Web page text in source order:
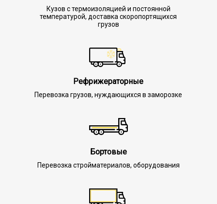
Кузов с термоизоляцией и постоянной
температурой, доставка скоропортящихся
грузов
Рефрижераторные
Перевозка грузов, нуждающихся в заморозке
Бортовые
Перевозка стройматериалов, оборудования